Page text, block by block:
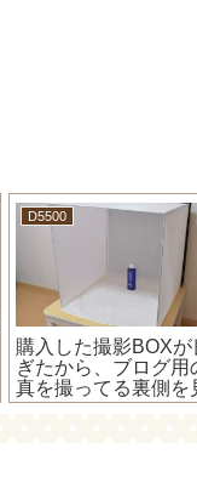
D5500
購入した撮影BOXが
ぎたから、ブログ用
真を撮ってる裏側を
ちゃいます！(=ﾟωﾟ)